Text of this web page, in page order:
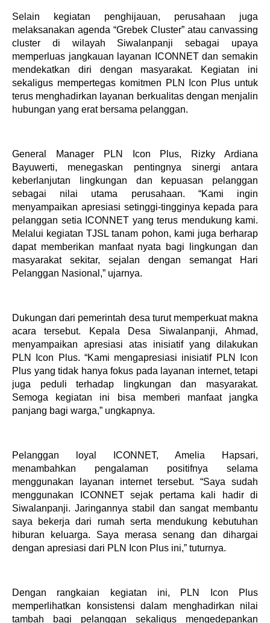
Selain kegiatan penghijauan, perusahaan juga
melaksanakan agenda “Grebek Cluster” atau canvassing
cluster di wilayah Siwalanpanji sebagai upaya
memperluas jangkauan layanan ICONNET dan semakin
mendekatkan diri dengan masyarakat. Kegiatan ini
sekaligus mempertegas komitmen PLN Icon Plus untuk
terus menghadirkan layanan berkualitas dengan menjalin
hubungan yang erat bersama pelanggan.
General Manager PLN Icon Plus, Rizky Ardiana
Bayuwerti, menegaskan pentingnya sinergi antara
keberlanjutan lingkungan dan kepuasan pelanggan
sebagai nilai utama perusahaan. “Kami ingin
menyampaikan apresiasi setinggi-tingginya kepada para
pelanggan setia ICONNET yang terus mendukung kami.
Melalui kegiatan TJSL tanam pohon, kami juga berharap
dapat memberikan manfaat nyata bagi lingkungan dan
masyarakat sekitar, sejalan dengan semangat Hari
Pelanggan Nasional,” ujarnya.
Dukungan dari pemerintah desa turut memperkuat makna
acara tersebut. Kepala Desa Siwalanpanji, Ahmad,
menyampaikan apresiasi atas inisiatif yang dilakukan
PLN Icon Plus. “Kami mengapresiasi inisiatif PLN Icon
Plus yang tidak hanya fokus pada layanan internet, tetapi
juga peduli terhadap lingkungan dan masyarakat.
Semoga kegiatan ini bisa memberi manfaat jangka
panjang bagi warga,” ungkapnya.
Pelanggan loyal ICONNET, Amelia Hapsari,
menambahkan pengalaman positifnya selama
menggunakan layanan internet tersebut. “Saya sudah
menggunakan ICONNET sejak pertama kali hadir di
Siwalanpanji. Jaringannya stabil dan sangat membantu
saya bekerja dari rumah serta mendukung kebutuhan
hiburan keluarga. Saya merasa senang dan dihargai
dengan apresiasi dari PLN Icon Plus ini,” tuturnya.
Dengan rangkaian kegiatan ini, PLN Icon Plus
memperlihatkan konsistensi dalam menghadirkan nilai
tambah bagi pelanggan sekaligus mengedepankan